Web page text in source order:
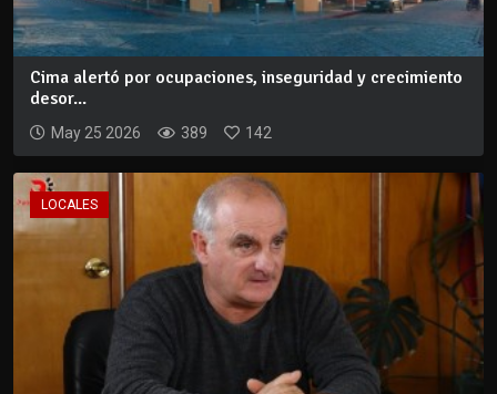
Cima alertó por ocupaciones, inseguridad y crecimiento
desor...
May 25 2026 389 142
LOCALES